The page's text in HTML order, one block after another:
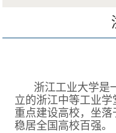
浙江工业大学是
立的浙江中等工业
重点建设高校，坐
稳居全国高校百强。